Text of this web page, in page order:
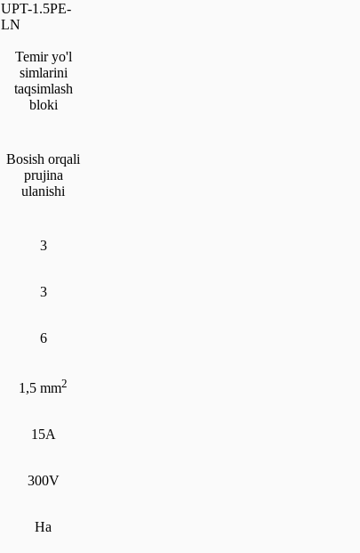
UPT-1.5PE-
LN
Temir yo'l
simlarini
taqsimlash
bloki
Bosish orqali
prujina
ulanishi
3
3
6
1,5 mm2
15A
300V
Ha